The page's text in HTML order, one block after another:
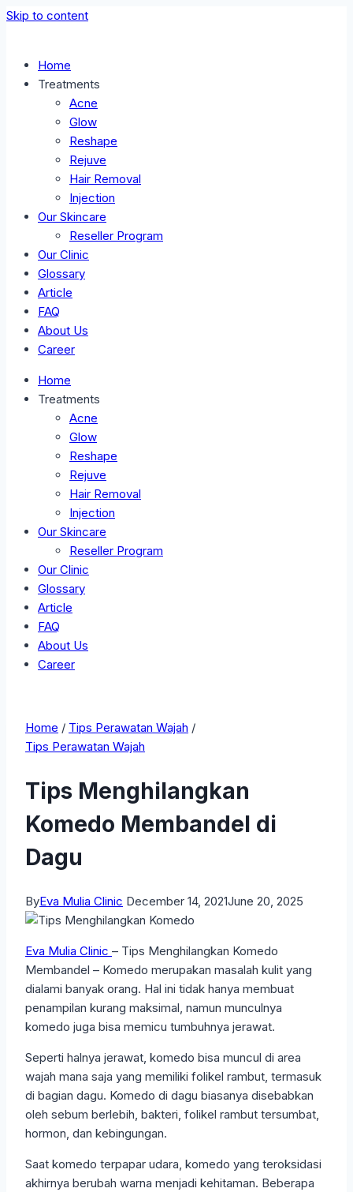
Skip to content
Home
Treatments
Acne
Glow
Reshape
Rejuve
Hair Removal
Injection
Our Skincare
Reseller Program
Our Clinic
Glossary
Article
FAQ
About Us
Career
Home
Treatments
Acne
Glow
Reshape
Rejuve
Hair Removal
Injection
Our Skincare
Reseller Program
Our Clinic
Glossary
Article
FAQ
About Us
Career
Home / Tips Perawatan Wajah /
Tips Perawatan Wajah
Tips Menghilangkan
Komedo Membandel di
Dagu
ByEva Mulia Clinic December 14, 2021June 20, 2025
Eva Mulia Clinic – Tips Menghilangkan Komedo
Membandel – Komedo merupakan masalah kulit yang
dialami banyak orang. Hal ini tidak hanya membuat
penampilan kurang maksimal, namun munculnya
komedo juga bisa memicu tumbuhnya jerawat.
Seperti halnya jerawat, komedo bisa muncul di area
wajah mana saja yang memiliki folikel rambut, termasuk
di bagian dagu. Komedo di dagu biasanya disebabkan
oleh sebum berlebih, bakteri, folikel rambut tersumbat,
hormon, dan kebingungan.
Saat komedo terpapar udara, komedo yang teroksidasi
akhirnya berubah warna menjadi kehitaman. Beberapa